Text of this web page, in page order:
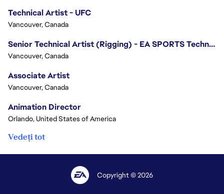
Technical Artist - UFC
Vancouver, Canada
Senior Technical Artist (Rigging) - EA SPORTS Technology
Vancouver, Canada
Associate Artist
Vancouver, Canada
Animation Director
Orlando, United States of America
Vedeți tot
Copyright © 2026